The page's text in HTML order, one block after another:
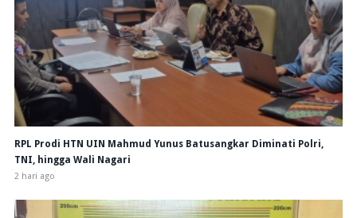
RPL Prodi HTN UIN Mahmud Yunus Batusangkar Diminati Polri,
TNI, hingga Wali Nagari
2 hari ago